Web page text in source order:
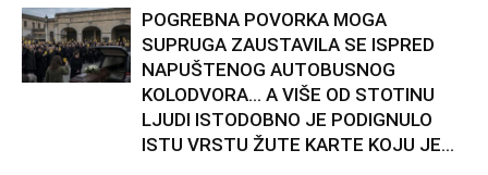
POGREBNA POVORKA MOGA
SUPRUGA ZAUSTAVILA SE ISPRED
NAPUŠTENOG AUTOBUSNOG
KOLODVORA… A VIŠE OD STOTINU
LJUDI ISTODOBNO JE PODIGNULO
ISTU VRSTU ŽUTE KARTE KOJU JE...